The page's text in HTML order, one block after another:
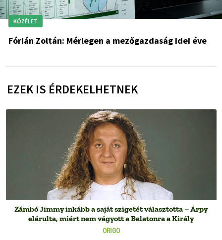
KÖZÉLET
Fórián Zoltán: Mérlegen a mezőgazdaság idei éve
EZEK IS ÉRDEKELHETNEK
ORIGO
Zámbó Jimmy inkább a saját szigetét választotta – Árpy
elárulta, miért nem vágyott a Balatonra a Király